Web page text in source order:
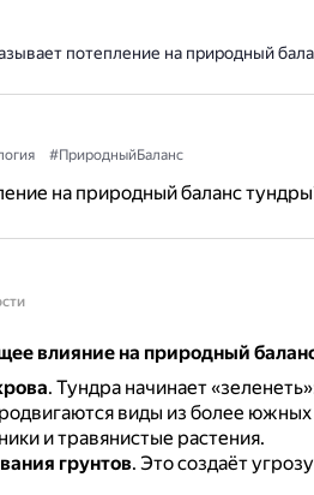
потепление на природный
#ПриродныйБаланс
на природный баланс
влияние на природный
. Тундра начинает
виды из более
и травянистые растения.
грунтов. Это создаёт